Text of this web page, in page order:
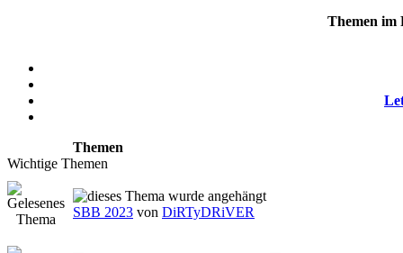
Themen im
Themen
Wichtige Themen
SBB 2023 von DiRTyDRiVER